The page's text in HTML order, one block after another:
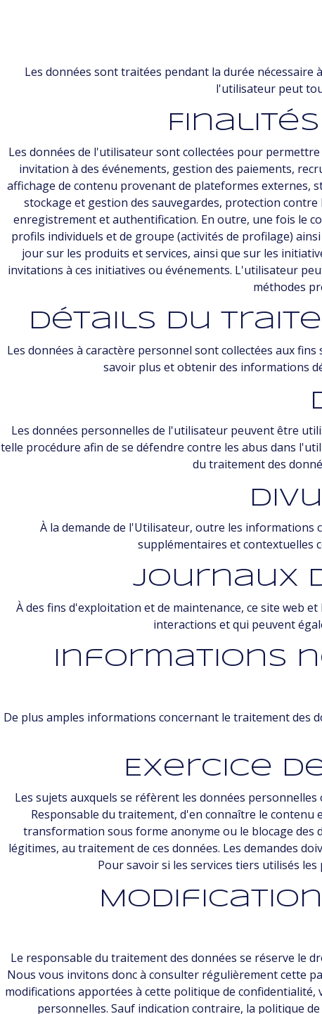
Les données sont traitées pendant la durée
l'utilisateur peut
Les données de l'utilisateur sont collectées pour
invitation à des événements, gestion des paiements,
affichage de contenu provenant de plateformes externes,
stockage et gestion des sauvegardes, protection
enregistrement et authentification. En outre, une fois le
profils individuels et de groupe (activités de profilage)
jour sur les produits et services, ainsi que sur les
invitations à ces initiatives ou événements. L'utilisateur
méthodes
Détails du
Les données à caractère personnel sont collectées aux
savoir plus et obtenir des informations
Les données personnelles de l'utilisateur peuvent être
telle procédure afin de se défendre contre les abus dans
du traitement des
À la demande de l'Utilisateur, outre les
supplémentaires et contextuelles
Journaux
À des fins d'exploitation et de maintenance, ce site web
interactions et qui peuvent
Informations
De plus amples informations concernant le traitement des
Exercice
Les sujets auxquels se réfèrent les données
Responsable du traitement, d'en connaître le
transformation sous forme anonyme ou le blocage des
légitimes, au traitement de ces données. Les demandes
Pour savoir si les services tiers utilisés
Le responsable du traitement des données se réserve le
Nous vous invitons donc à consulter régulièrement cette
modifications apportées à cette politique de
personnelles. Sauf indication contraire, la politique